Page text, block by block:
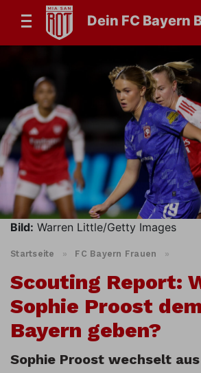
Dein FC Bayern
Bild: Warren Little/Getty Images
Startseite » FC Bayern Frauen »
Scouting Report:
Sophie Proost
Bayern geben?
Sophie Proost wechselt